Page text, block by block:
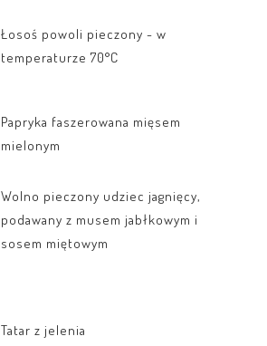
Łosoś powoli pieczony - w
temperaturze 70°C
Papryka faszerowana mięsem
mielonym
Wolno pieczony udziec jagnięcy,
podawany z musem jabłkowym i
sosem miętowym
Tatar z jelenia